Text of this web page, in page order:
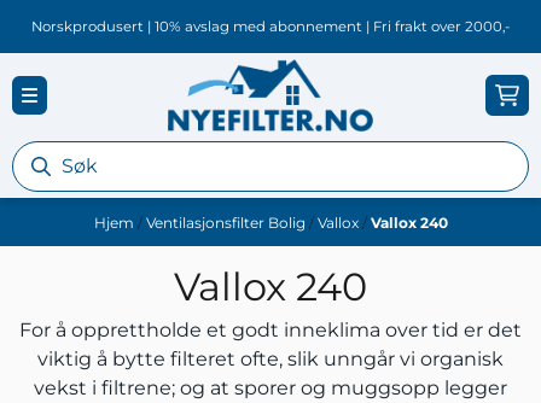
Hopp til innhold
Norskprodusert | 10% avslag med abonnement | Fri frakt over 2000,-
Hjem / Ventilasjonsfilter Bolig / Vallox / Vallox 240
Vallox 240
For å opprettholde et godt inneklima over tid er det
viktig å bytte filteret ofte, slik unngår vi organisk
vekst i filtrene; og at sporer og muggsopp legger